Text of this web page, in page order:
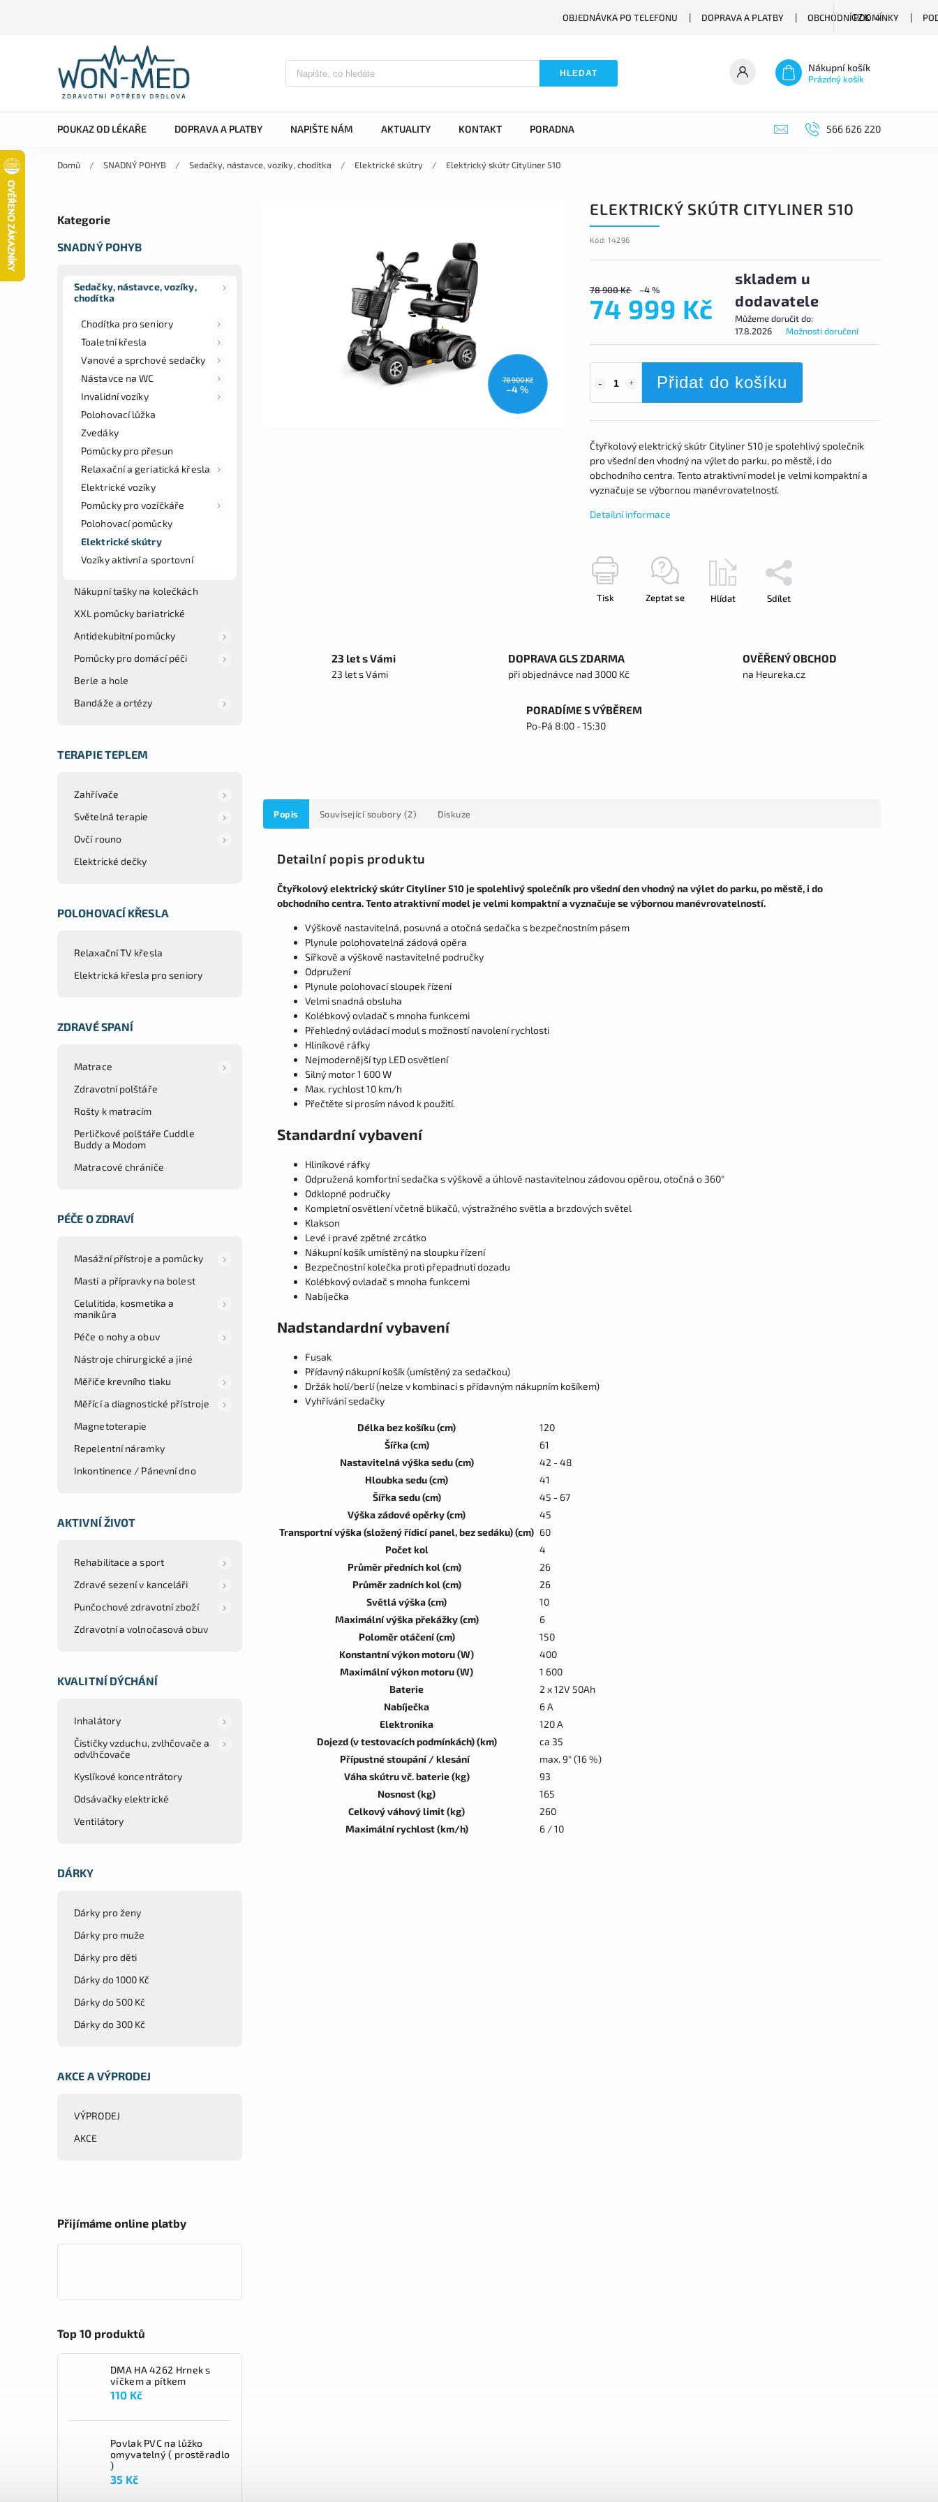
OBJEDNÁVKA PO TELEFONU DOPRAVA A PLATBY OBCHODNÍ PODMÍNKY
CZK
HLEDAT Nákupní košík
Prázdný košík
POUKAZ OD LÉKAŘE DOPRAVA A PLATBY NAPIŠTE NÁM AKTUALITY KONTAKT PORADNA 566 626 220
Domů / SNADNÝ POHYB / Sedačky, nástavce, vozíky, chodítka / Elektrické skútry / Elektrický skútr Cityliner 510
Kategorie
SNADNÝ POHYB
Sedačky, nástavce, vozíky,
chodítka
Chodítka pro seniory
Toaletní křesla
Vanové a sprchové sedačky
Nástavce na WC
Invalidní vozíky
Polohovací lůžka
Zvedáky
Pomůcky pro přesun
Relaxační a geriatická křesla
Elektrické vozíky
Pomůcky pro vozíčkáře
Polohovací pomůcky
Elektrické skútry
Vozíky aktivní a sportovní
Nákupní tašky na kolečkách
XXL pomůcky bariatrické
Antidekubitní pomůcky
Pomůcky pro domácí péči
Berle a hole
Bandáže a ortézy
TERAPIE TEPLEM
Zahřívače
Světelná terapie
Ovčí rouno
Elektrické dečky
POLOHOVACÍ KŘESLA
Relaxační TV křesla
Elektrická křesla pro seniory
ZDRAVÉ SPANÍ
Matrace
Zdravotní polštáře
Rošty k matracím
Perličkové polštáře Cuddle
Buddy a Modom
Matracové chrániče
PÉČE O ZDRAVÍ
Masážní přístroje a pomůcky
Masti a přípravky na bolest
Celulitida, kosmetika a
manikůra
Péče o nohy a obuv
Nástroje chirurgické a jiné
Měřiče krevního tlaku
Měřící a diagnostické přístroje
Magnetoterapie
Repelentní náramky
Inkontinence / Pánevní dno
AKTIVNÍ ŽIVOT
Rehabilitace a sport
Zdravé sezení v kanceláři
Punčochové zdravotní zboží
Zdravotní a volnočasová obuv
KVALITNÍ DÝCHÁNÍ
Inhalátory
Čističky vzduchu, zvlhčovače a
odvlhčovače
Kyslíkové koncentrátory
Odsávačky elektrické
Ventilátory
DÁRKY
Dárky pro ženy
Dárky pro muže
Dárky pro děti
Dárky do 1000 Kč
Dárky do 500 Kč
Dárky do 300 Kč
AKCE A VÝPRODEJ
VÝPRODEJ
AKCE
Přijímáme online platby
Top 10 produktů
DMA HA 4262 Hrnek s
víčkem a pítkem
110 Kč
Povlak PVC na lůžko
omyvatelný ( prostěradlo
)
35 Kč
78 900 Kč
–4 %
ELEKTRICKÝ SKÚTR CITYLINER 510
Kód: 14296
78 900 Kč –4 %
74 999 Kč
skladem u
dodavatele
Můžeme doručit do:
17.8.2026
Možnosti doručení
Přidat do košíku
Čtyřkolový elektrický skútr Cityliner 510 je spolehlivý společník
pro všední den vhodný na výlet do parku, po městě, i do
obchodního centra. Tento atraktivní model je velmi kompaktní a
vyznačuje se výbornou manévrovatelností.
Detailní informace
Tisk Zeptat se Hlídat Sdílet
23 let s Vámi
23 let s Vámi
DOPRAVA GLS ZDARMA
při objednávce nad 3000 Kč
OVĚŘENÝ OBCHOD
na Heureka.cz
PORADÍME S VÝBĚREM
Po-Pá 8:00 - 15:30
Popis Související soubory (2) Diskuze
Detailní popis produktu
Čtyřkolový elektrický skútr Cityliner 510 je spolehlivý společník pro všední den vhodný na výlet do parku, po městě, i do
obchodního centra. Tento atraktivní model je velmi kompaktní a vyznačuje se výbornou manévrovatelností.
Výškově nastavitelná, posuvná a otočná sedačka s bezpečnostním pásem
Plynule polohovatelná zádová opěra
Sířkově a výškově nastavitelné područky
Odpružení
Plynule polohovací sloupek řízení
Velmi snadná obsluha
Kolébkový ovladač s mnoha funkcemi
Přehledný ovládací modul s možností navolení rychlosti
Hliníkové ráfky
Nejmodernější typ LED osvětlení
Silný motor 1 600 W
Max. rychlost 10 km/h
Přečtěte si prosím návod k použití.
Standardní vybavení
Hliníkové ráfky
Odpružená komfortní sedačka s výškově a úhlově nastavitelnou zádovou opěrou, otočná o 360°
Odklopné područky
Kompletní osvětlení včetně blikačů, výstražného světla a brzdových světel
Klakson
Levé i pravé zpětné zrcátko
Nákupní košík umístěný na sloupku řízení
Bezpečnostní kolečka proti přepadnutí dozadu
Kolébkový ovladač s mnoha funkcemi
Nabíječka
Nadstandardní vybavení
Fusak
Přídavný nákupní košík (umístěný za sedačkou)
Držák holí/berlí (nelze v kombinaci s přídavným nákupním košíkem)
Vyhřívání sedačky
Délka bez košíku (cm)
120
Šířka (cm)
61
Nastavitelná výška sedu (cm)
42 - 48
Hloubka sedu (cm)
41
Šířka sedu (cm)
45 - 67
Výška zádové opěrky (cm)
45
Transportní výška (složený řídicí panel, bez sedáku) (cm) 60
Počet kol
4
Průměr předních kol (cm)
26
Průměr zadních kol (cm)
26
Světlá výška (cm)
10
Maximální výška překážky (cm)
6
Poloměr otáčení (cm)
150
Konstantní výkon motoru (W)
400
Maximální výkon motoru (W)
1 600
Baterie
2 x 12V 50Ah
Nabíječka
6 A
Elektronika
120 A
Dojezd (v testovacích podmínkách) (km)
ca 35
Přípustné stoupání / klesání
max. 9° (16 %)
Váha skútru vč. baterie (kg)
93
Nosnost (kg)
165
Celkový váhový limit (kg)
260
Maximální rychlost (km/h)
6 / 10